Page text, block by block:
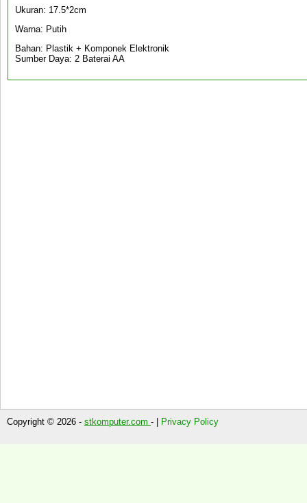
Ukuran: 17.5*2cm
Warna: Putih
Bahan: Plastik + Komponek Elektronik
Sumber Daya: 2 Baterai AA
Copyright © 2026 - stkomputer.com - | Privacy Policy